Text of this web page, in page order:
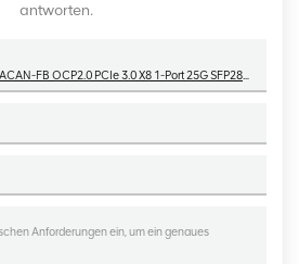
antworten.
Netzwerkkarte MCX4411A-ACAN-FB OCP2.0 PCIe 3.0 X8 1-Port 25G SFP28 Ethernet